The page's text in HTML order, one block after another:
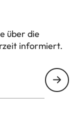
über die
informiert.